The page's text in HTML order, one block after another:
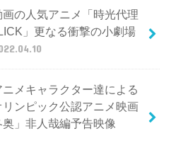
画の人気アニメ「時光代理
」更なる衝撃の小劇場
ニメキャラクター達による
ンピック公認アニメ映画
奥」非人哉編予告映像